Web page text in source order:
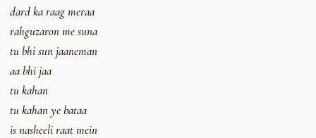
dard ka raag meraa
rahguzaron me suna
tu bhi sun jaaneman
aa bhi jaa
tu kahan
tu kahan ye bataa
is nasheeli raat mein